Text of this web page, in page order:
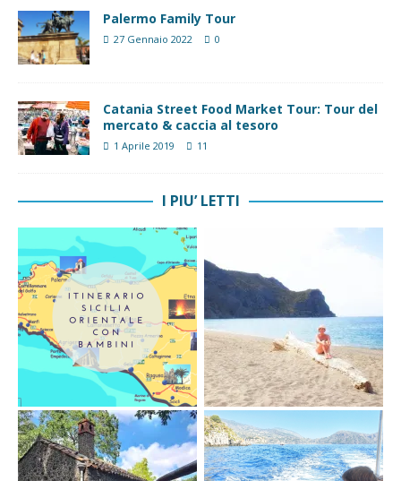
Palermo Family Tour
27 Gennaio 2022 0
Catania Street Food Market Tour: Tour del
mercato & caccia al tesoro
1 Aprile 2019 11
I PIU’ LETTI